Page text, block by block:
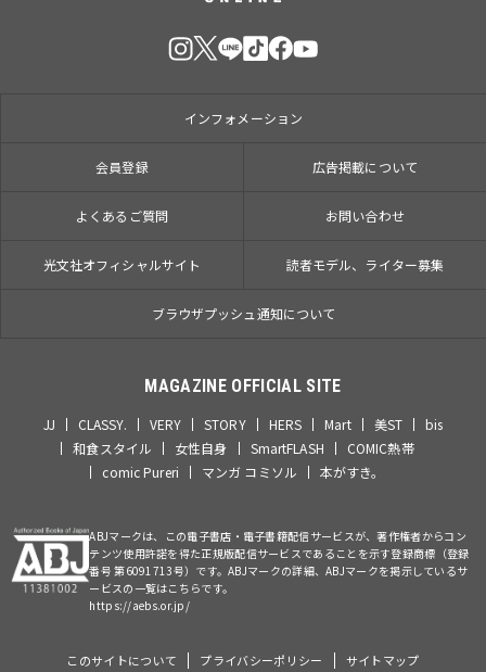
インフォメーション
会員登録 広告掲載について
よくあるご質問 お問い合わせ
光文社オフィシャルサイト 読者モデル、ライター募集
ブラウザプッシュ通知について
MAGAZINE OFFICIAL SITE
JJ CLASSY. VERY STORY HERS Mart 美ST
bis
和食スタイル
女性自身 SmartFLASH
COMIC熱帯
comic Pureri
マンガ コミソル 本がすき。
ABJマークは、この電子書店・電子書籍配信サービスが、著作権者からコン
テンツ使用許諾を得た正規版配信サービスであることを示す登録商標（登録
番号 第6091713号）です。ABJマークの詳細、ABJマークを掲示しているサ
ービスの一覧はこちらです。
https://aebs.or.jp/
このサイトについて プライバシーポリシー サイトマップ